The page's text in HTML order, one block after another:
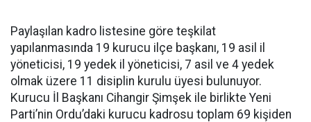
Paylaşılan kadro listesine göre teşkilat
yapılanmasında 19 kurucu ilçe başkanı, 19 asil il
yöneticisi, 19 yedek il yöneticisi, 7 asil ve 4 yedek
olmak üzere 11 disiplin kurulu üyesi bulunuyor.
Kurucu İl Başkanı Cihangir Şimşek ile birlikte Yeni
Parti’nin Ordu’daki kurucu kadrosu toplam 69 kişiden